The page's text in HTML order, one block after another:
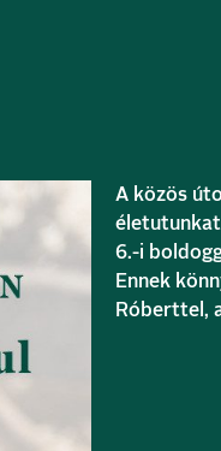
A közös
6.-i
Ennek
Róberttel,